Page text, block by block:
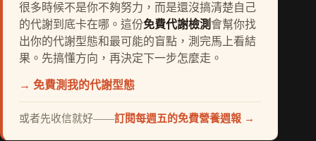
很多時候不是你不夠努力，而是還沒搞清楚自己
的代謝到底卡在哪。這份免費代謝檢測 會幫你找
出你的代謝型態和最可能的盲點，測完馬上看結
果。先搞懂方向，再決定下一步怎麼走。
→ 免費測我的代謝型態
或者先收信就好——訂閱每週五的免費營養週報 →